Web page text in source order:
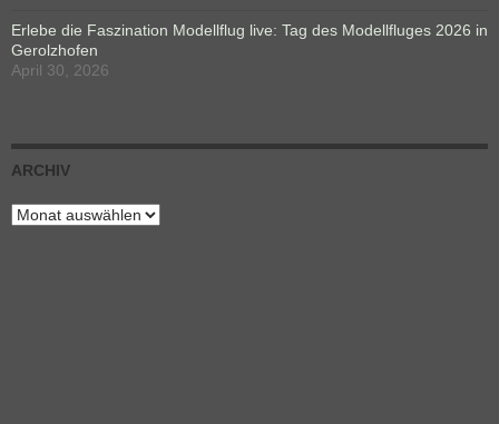
Erlebe die Faszination Modellflug live: Tag des Modellfluges 2026 in
Gerolzhofen
April 30, 2026
ARCHIV
Archiv